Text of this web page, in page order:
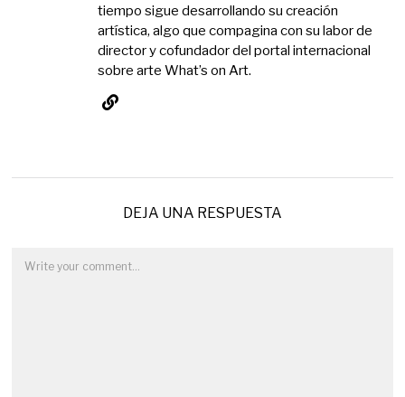
tiempo sigue desarrollando su creación
artística, algo que compagina con su labor de
director y cofundador del portal internacional
sobre arte What’s on Art.
DEJA UNA RESPUESTA